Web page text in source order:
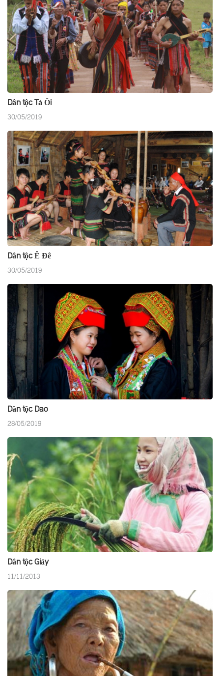
Dân tộc Tà Ôi
30/05/2019
Dân tộc Ê Đê
30/05/2019
Dân tộc Dao
28/05/2019
Dân tộc Giáy
11/11/2013